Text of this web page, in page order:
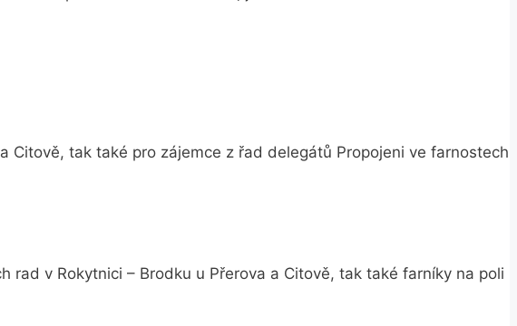
Citově, tak také pro zájemce z řad delegátů Propojeni ve farnostech
v Rokytnici – Brodku u Přerova a Citově, tak také farníky na poli